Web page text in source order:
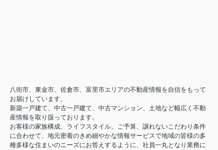
八街市、東金市、佐倉市、富里市エリアの不動産情報を自信をもって
お届けしています。
新築一戸建て、中古一戸建て、中古マンション、土地など幅広く不動
産情報を取り扱っております。
お客様の家族構成、ライフスタイル、ご予算、譲れないこだわり条件
に合わせて、地元密着のきめ細やかな情報サービスで地域の皆様の多
種多様な住まいのニーズにお答えするように、社員一丸となり業務に